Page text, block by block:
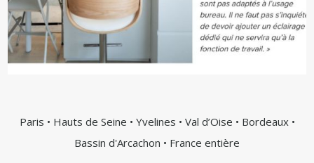
Paris • Hauts de Seine • Yvelines • Val d’Oise • Bordeaux •
Bassin d'Arcachon • France entière